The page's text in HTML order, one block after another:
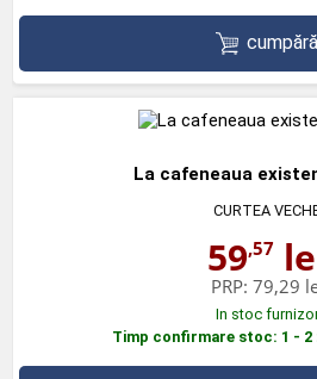
cumpără
La cafeneaua
CURTEA
59,57
PRP: 79,29
In stoc
Timp confirmare stoc: 1 -